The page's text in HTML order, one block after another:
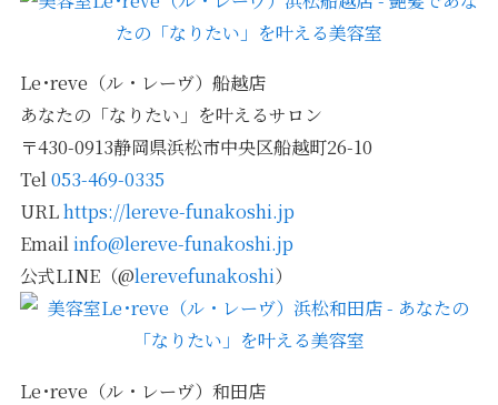
Le･reve（ル・レーヴ）船越店
あなたの「なりたい」を叶えるサロン
〒430-0913静岡県浜松市中央区船越町26-10
Tel053-469-0335
URLhttps://lereve-funakoshi.jp
Emailinfo@lereve-funakoshi.jp
公式LINE（@lerevefunakoshi）
Le･reve（ル・レーヴ）和田店